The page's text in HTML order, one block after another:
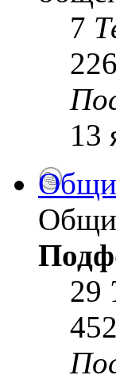
7
13
29
452